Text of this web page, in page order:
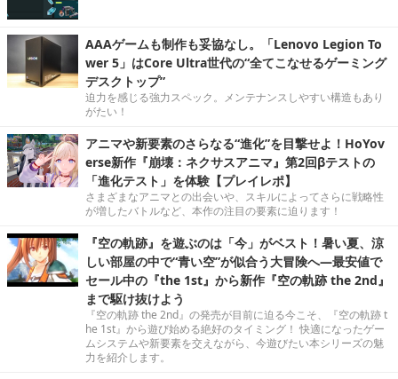
AAAゲームも制作も妥協なし。「Lenovo Legion To
wer 5」はCore Ultra世代の“全てこなせるゲーミング
デスクトップ”
迫力を感じる強力スペック。メンテナンスしやすい構造もあり
がたい！
アニマや新要素のさらなる“進化”を目撃せよ！HoYov
erse新作『崩壊：ネクサスアニマ』第2回βテストの
「進化テスト」を体験【プレイレポ】
さまざまなアニマとの出会いや、スキルによってさらに戦略性
が増したバトルなど、本作の注目の要素に迫ります！
『空の軌跡』を遊ぶのは「今」がベスト！暑い夏、涼
しい部屋の中で“青い空”が似合う大冒険へ―最安値で
セール中の『the 1st』から新作『空の軌跡 the 2nd』
まで駆け抜けよう
『空の軌跡 the 2nd』の発売が目前に迫る今こそ、『空の軌跡 t
he 1st』から遊び始める絶好のタイミング！ 快適になったゲー
ムシステムや新要素を交えながら、今遊びたい本シリーズの魅
力を紹介します。